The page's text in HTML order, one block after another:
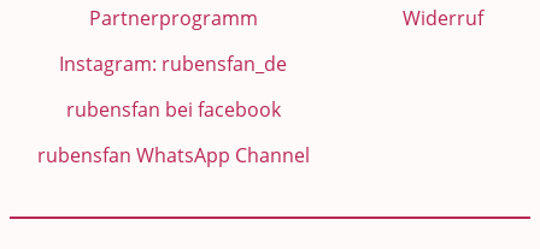
Partnerprogramm
Instagram: rubensfan_de
rubensfan bei facebook
rubensfan WhatsApp Channel
Widerruf